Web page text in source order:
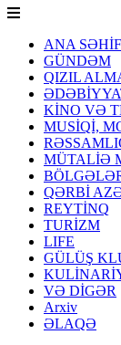
ANA
GÜNDƏM
QIZIL
KİNO VƏ
MUSİQİ,
MÜTALİƏ
QƏRBİ
REYTİNQ
TURİZM
LIFE
GÜLÜŞ
VƏ DİGƏR
Arxiv
ƏLAQƏ